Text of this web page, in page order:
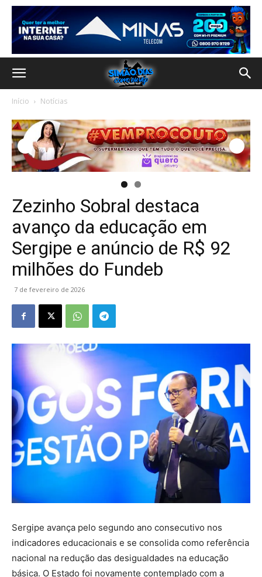
Início Notícias
Zezinho Sobral destaca
avanço da educação em
Sergipe e anúncio de R$ 92
milhões do Fundeb
7 de fevereiro de 2026
Sergipe avança pelo segundo ano consecutivo nos
indicadores educacionais e se consolida como referência
nacional na redução das desigualdades na educação
básica. O Estado foi novamente contemplado com a